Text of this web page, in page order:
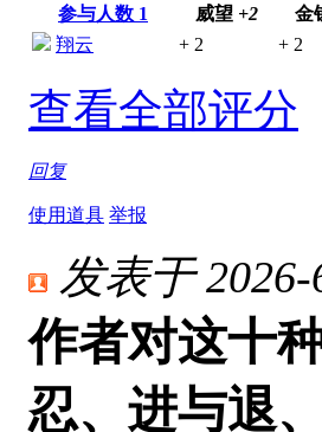
参与人数 1 威望 +2 金
翔云
+ 2 + 2
查看全部评分
回复
使用道具 举报
发表于
作者对这十
忍、 进与退